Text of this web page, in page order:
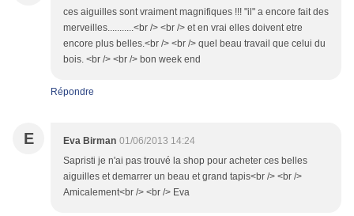
ces aiguilles sont vraiment magnifiques !!! "il" a encore fait des
merveilles...........<br /> <br /> et en vrai elles doivent etre
encore plus belles.<br /> <br /> quel beau travail que celui du
bois. <br /> <br /> bon week end
Répondre
E Eva Birman 01/06/2013 14:24
Sapristi je n'ai pas trouvé la shop pour acheter ces belles
aiguilles et demarrer un beau et grand tapis<br /> <br />
Amicalement<br /> <br /> Eva